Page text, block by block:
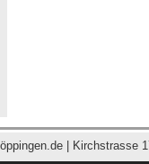
| Kirchstrasse